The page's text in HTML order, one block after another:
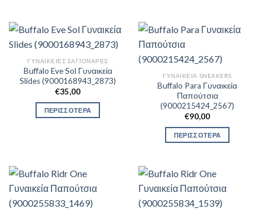
ΓΥΝΑΙΚΕΊΕΣ ΣΑΓΙΟΝΆΡΕΣ
Buffalo Eve Sol Γυναικεία
Slides (9000168943_2873)
€35,00
ΠΕΡΙΣΣΟΤΕΡΑ
ΓΥΝΑΙΚΕΊΑ SNEAKERS
Buffalo Para Γυναικεία
Παπούτσια
(9000215424_2567)
€90,00
ΠΕΡΙΣΣΟΤΕΡΑ